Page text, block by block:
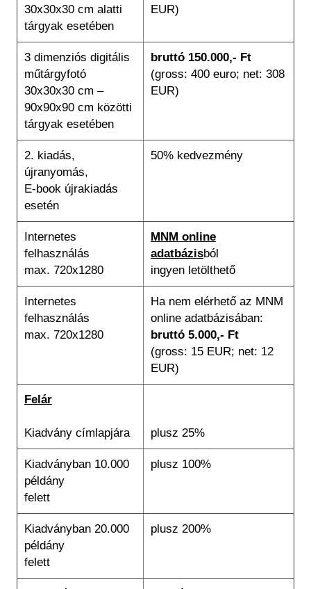
30x30x30 cm alatti
tárgyak esetében
EUR)
3 dimenziós digitális
műtárgyfotó
30x30x30 cm –
90x90x90 cm közötti
tárgyak esetében
bruttó 150.000,- Ft
(gross: 400 euro; net: 308
EUR)
2. kiadás,
újranyomás,
E-book újrakiadás
esetén
50% kedvezmény
Internetes
felhasználás
max. 720x1280
MNM online
adatbázisból
ingyen letölthető
Internetes
felhasználás
max. 720x1280
Ha nem elérhető az MNM
online adatbázisában:
bruttó 5.000,- Ft
(gross: 15 EUR; net: 12
EUR)
Felár
Kiadvány címlapjára plusz 25%
Kiadványban 10.000
példány
felett
plusz 100%
Kiadványban 20.000
példány
felett
plusz 200%